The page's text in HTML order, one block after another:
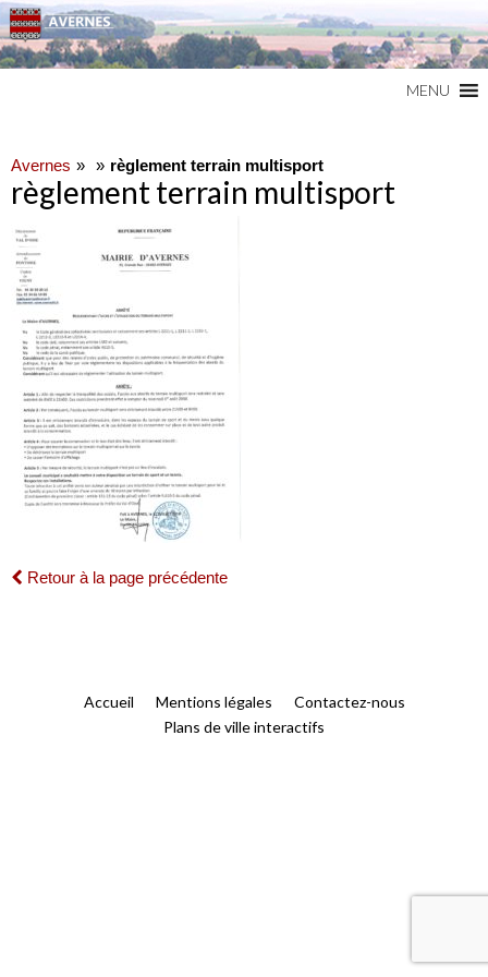
MENU
Avernes règlement terrain multisport
règlement terrain multisport
Retour à la page précédente
Accueil Mentions légales
Contactez-nous
Plans de ville interactifs